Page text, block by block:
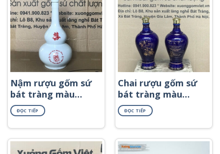
Nậm rượu gốm sứ
bát tràng màu
trắng dáng hồ lô in
logo NR-56
ĐỌC TIẾP
Chai rượu gốm sứ
bát tràng màu
xanh cơ dáng mai
binh in logo NR-42
ĐỌC TIẾP